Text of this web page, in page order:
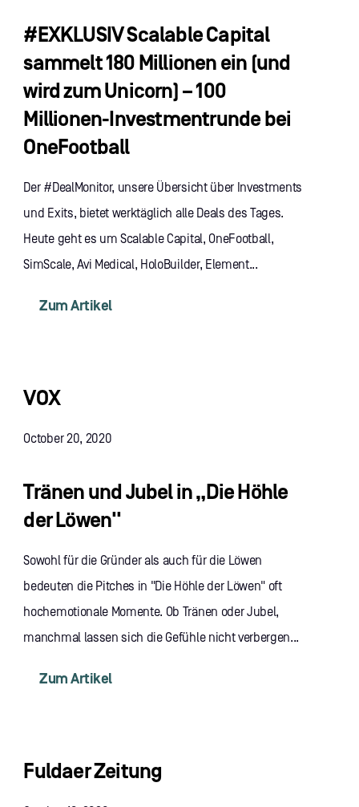
#EXKLUSIV Scalable Capital
sammelt 180 Millionen ein (und
wird zum Unicorn) – 100
Millionen-Investmentrunde bei
OneFootball
Der #DealMonitor, unsere Übersicht über Investments
und Exits, bietet werktäglich alle Deals des Tages.
Heute geht es um Scalable Capital, OneFootball,
SimScale, Avi Medical, HoloBuilder, Element...
Zum Artikel
VOX
October 20, 2020
Tränen und Jubel in „Die Höhle
der Löwen"
Sowohl für die Gründer als auch für die Löwen
bedeuten die Pitches in "Die Höhle der Löwen" oft
hochemotionale Momente. Ob Tränen oder Jubel,
manchmal lassen sich die Gefühle nicht verbergen...
Zum Artikel
Fuldaer Zeitung